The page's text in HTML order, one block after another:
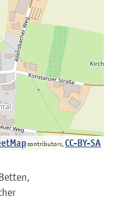
contributors, CC-BY-SA